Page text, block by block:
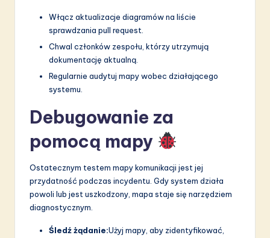
Włącz aktualizacje diagramów na liście
sprawdzania pull request.
Chwal członków zespołu, którzy utrzymują
dokumentację aktualną.
Regularnie audytuj mapy wobec działającego
systemu.
Debugowanie za
pomocą mapy
Ostatecznym testem mapy komunikacji jest jej
przydatność podczas incydentu. Gdy system działa
powoli lub jest uszkodzony, mapa staje się narzędziem
diagnostycznym.
Śledź żądanie:Użyj mapy, aby zidentyfikować,